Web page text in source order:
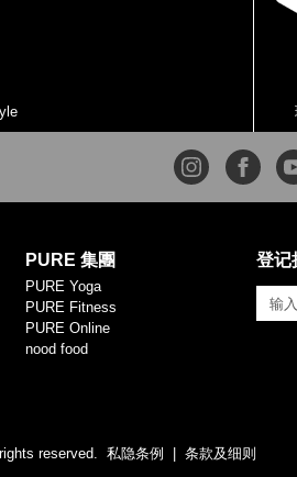
PURE 集團
PURE Yoga
PURE Fitness
PURE Online
nood food
登记
reserved. 私隐条例 条款及细则